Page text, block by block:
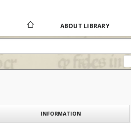
ABOUT LIBRARY
INFORMATION